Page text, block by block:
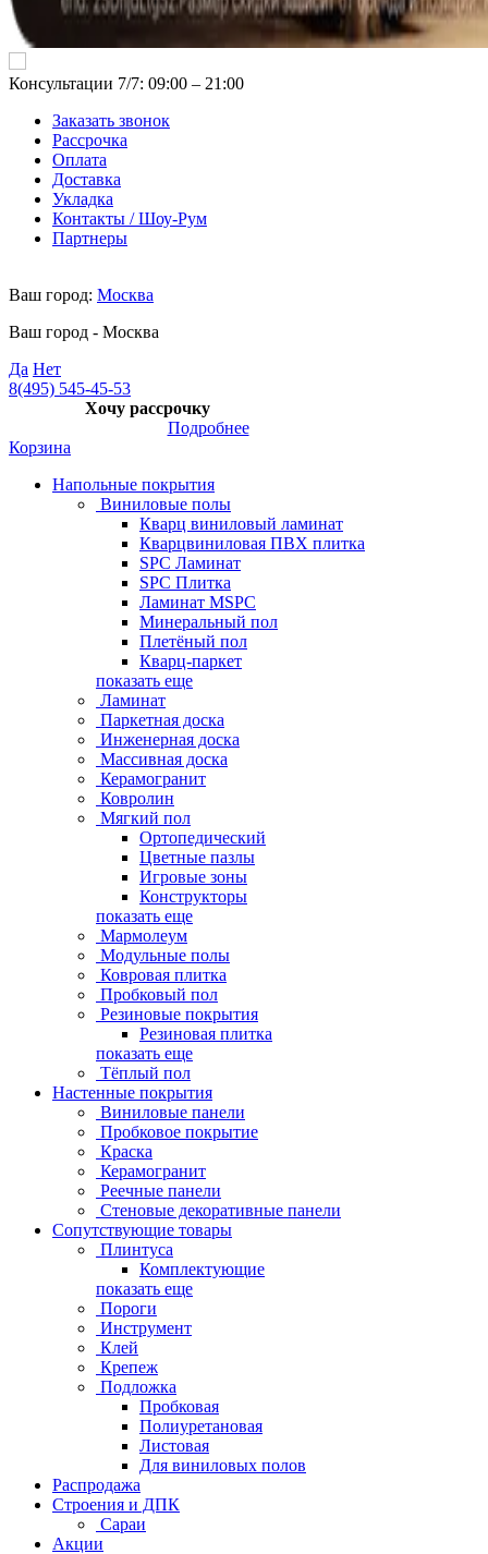
Консультации 7/7: 09:00 ‒ 21:00
Заказать звонок
Рассрочка
Оплата
Доставка
Укладка
Контакты / Шоу-Рум
Партнеры
Ваш город: Москва
Ваш город - Москва
Да Нет
8(495) 545-45-53
Хочу рассрочку
Подробнее
Корзина
Напольные покрытия
Виниловые полы
Кварц виниловый ламинат
Кварцвиниловая ПВХ плитка
SPC Ламинат
SPC Плитка
Ламинат MSPC
Минеральный пол
Плетёный пол
Кварц-паркет
показать еще
Ламинат
Паркетная доска
Инженерная доска
Массивная доска
Керамогранит
Ковролин
Мягкий пол
Ортопедический
Цветные пазлы
Игровые зоны
Конструкторы
показать еще
Мармолеум
Модульные полы
Ковровая плитка
Пробковый пол
Резиновые покрытия
Резиновая плитка
показать еще
Тёплый пол
Настенные покрытия
Виниловые панели
Пробковое покрытие
Краска
Керамогранит
Реечные панели
Стеновые декоративные панели
Сопутствующие товары
Плинтуса
Комплектующие
показать еще
Пороги
Инструмент
Клей
Крепеж
Подложка
Пробковая
Полиуретановая
Листовая
Для виниловых полов
Распродажа
Строения и ДПК
Сараи
Акции